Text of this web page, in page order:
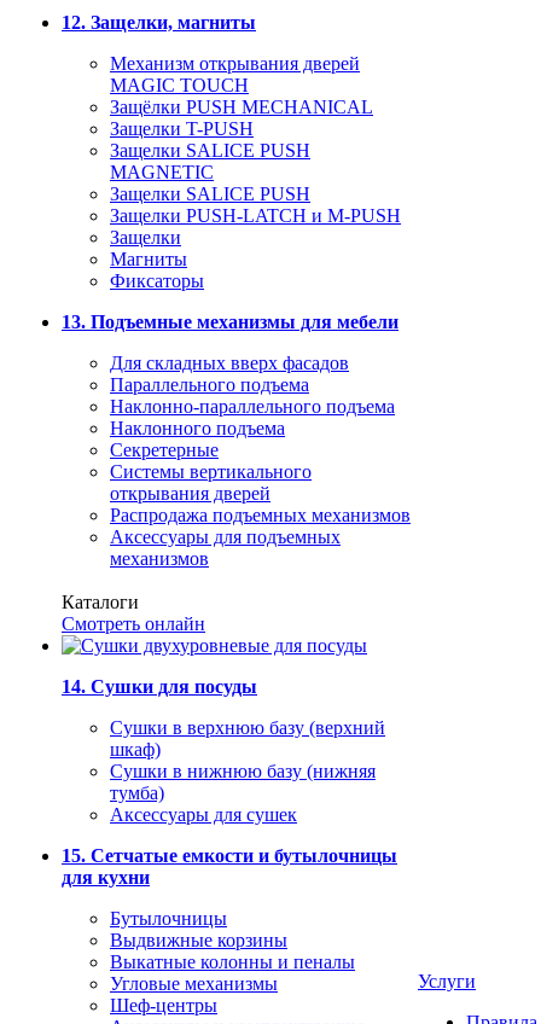
12. Защелки, магниты
Механизм открывания дверей
MAGIC TOUCH
Защёлки PUSH MECHANICAL
Защелки T-PUSH
Защелки SALICE PUSH
MAGNETIC
Защелки SALICE PUSH
Защелки PUSH-LATCH и M-PUSH
Защелки
Магниты
Фиксаторы
13. Подъемные механизмы для мебели
Для складных вверх фасадов
Параллельного подъема
Наклонно-параллельного подъема
Наклонного подъема
Секретерные
Системы вертикального
открывания дверей
Распродажа подъемных механизмов
Аксессуары для подъемных
механизмов
Каталоги
Смотреть онлайн
14. Сушки для посуды
Сушки в верхнюю базу (верхний
шкаф)
Сушки в нижнюю базу (нижняя
тумба)
Аксессуары для сушек
15. Сетчатые емкости и бутылочницы
для кухни
Бутылочницы
Выдвижные корзины
Выкатные колонны и пеналы
Угловые механизмы
Шеф-центры
Услуги